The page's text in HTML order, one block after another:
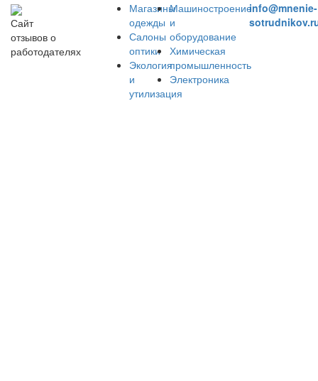
Сайт
отзывов о
работодателях
Магазины
одежды
Салоны
оптики
Экология
и
утилизация
Машиностроение
и
оборудование
Химическая
промышленность
Электроника
info@mnenie-